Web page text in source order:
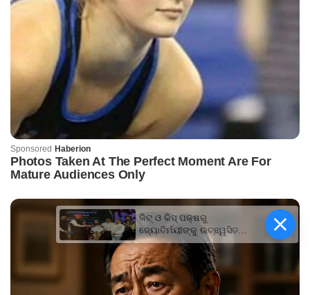
କିଟ୍‍ ଓ କିସ୍‍ ପକ୍ଷରୁ
ଜ୍ୟୋତିର୍ମୟୀଙ୍କୁ ଉଚ୍ଛ୍ୱସିତ
ସମ୍ବର୍ଦ୍ଧନା; ୫ଲକ୍ଷ ଟଙ୍କାର
ପ୍ରୋତ୍ସାହନ ରାଶି ପ୍ରଦାନ